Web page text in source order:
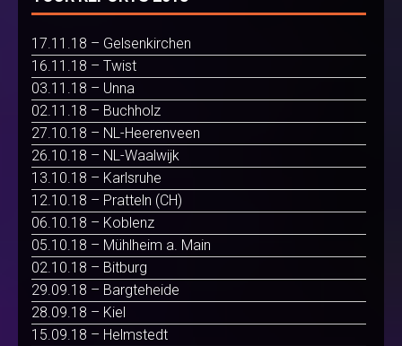
17.11.18 – Gelsenkirchen
16.11.18 – Twist
03.11.18 – Unna
02.11.18 – Buchholz
27.10.18 – NL-Heerenveen
26.10.18 – NL-Waalwijk
13.10.18 – Karlsruhe
12.10.18 – Pratteln (CH)
06.10.18 – Koblenz
05.10.18 – Mühlheim a. Main
02.10.18 – Bitburg
29.09.18 – Bargteheide
28.09.18 – Kiel
15.09.18 – Helmstedt